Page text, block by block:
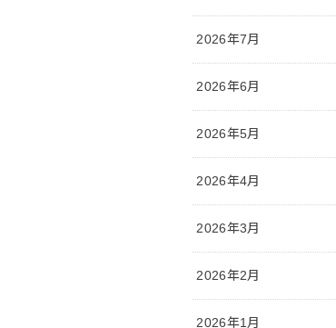
2026年7月
2026年6月
2026年5月
2026年4月
2026年3月
2026年2月
2026年1月